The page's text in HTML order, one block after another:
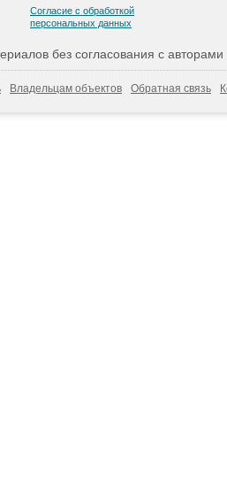
Согласие с обработкой
персональных данных
без согласования с
Владельцам объектов Обратная связь